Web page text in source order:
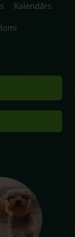
Kalendārs